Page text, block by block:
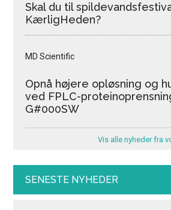
Skal du til
KærligHeden?
MD Scientific
Opnå højere opløsning og
ved FPLC-
G#000SW
Vis alle nyheder fra
SENESTE NYHEDER